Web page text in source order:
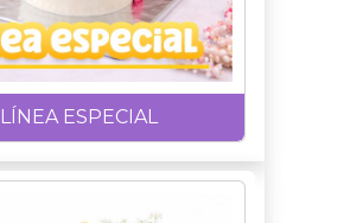
LÍNEA ESPECIAL